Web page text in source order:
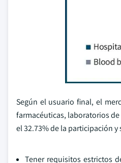
Según el usuario final, el
farmacéuticas, laboratorios
el 32.73% de la participación y
Tener requisitos estrictos